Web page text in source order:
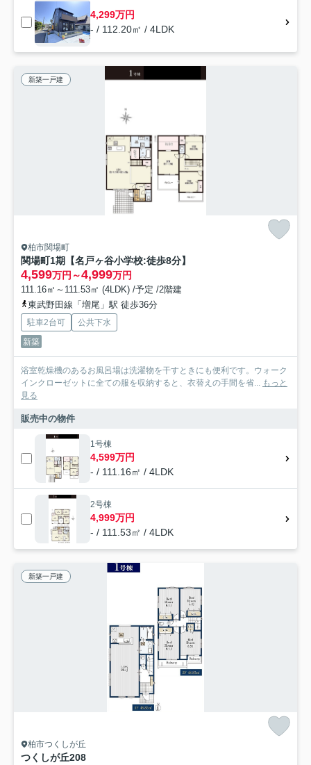
4,299万円
- / 112.20㎡ / 4LDK
新築一戸建
柏市関場町
関場町1期【名戸ヶ谷小学校:徒歩8分】
4,599万円～4,999万円
111.16㎡～111.53㎡ (4LDK) /予定 /2階建
東武野田線「増尾」駅 徒歩36分
駐車2台可
公共下水
新築
浴室乾燥機のあるお風呂場は洗濯物を干すときにも便利です。ウォーク
インクローゼットに全ての服を収納すると、衣替えの手間を省... もっと
見る
販売中の物件
1号棟
4,599万円
- / 111.16㎡ / 4LDK
2号棟
4,999万円
- / 111.53㎡ / 4LDK
新築一戸建
柏市つくしが丘
つくしが丘208